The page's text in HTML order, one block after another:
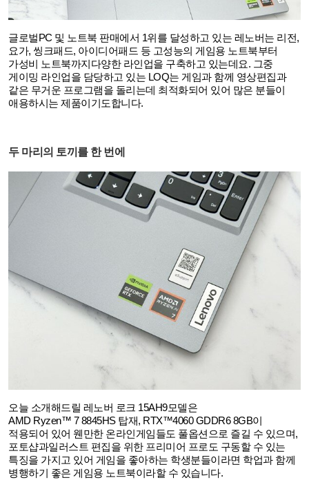
글로벌PC 및 노트북 판매에서 1위를 달성하고 있는 레노버는 리전,
요가, 씽크패드, 아이디어패드 등 고성능의 게임용 노트북부터
가성비 노트북까지다양한 라인업을 구축하고 있는데요. 그중
게이밍 라인업을 담당하고 있는 LOQ는 게임과 함께 영상편집과
같은 무거운 프로그램을 돌리는데 최적화되어 있어 많은 분들이
애용하시는 제품이기도합니다.
두 마리의 토끼를 한 번에
오늘 소개해드릴 레노버 로크 15AH9모델은
AMD Ryzen™ 7 8845HS 탑재, RTX™4060 GDDR6 8GB이
적용되어 있어 웬만한 온라인게임들도 풀옵션으로 즐길 수 있으며,
포토샵과일러스트 편집을 위한 프리미어 프로도 구동할 수 있는
특징을 가지고 있어 게임을 좋아하는 학생분들이라면 학업과 함께
병행하기 좋은 게임용 노트북이라할 수 있습니다.